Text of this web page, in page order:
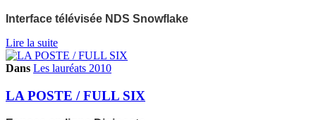
Interface télévisée NDS Snowflake
Lire la suite
Dans Les lauréats 2010
LA POSTE / FULL SIX